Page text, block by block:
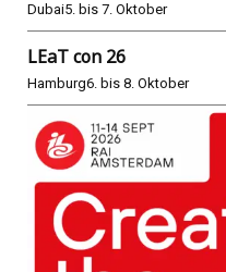
Dubai5. bis 7. Oktober
LEaT con 26
Hamburg6. bis 8. Oktober